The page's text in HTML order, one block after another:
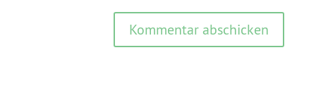
Kommentar abschicken